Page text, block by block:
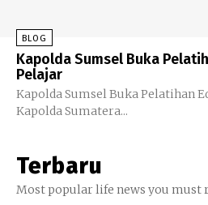
BLOG
Kapolda Sumsel Buka
Pelajar
Kapolda Sumsel Buka Pelatihan
Kapolda Sumatera...
Terbaru
Most popular life news you must